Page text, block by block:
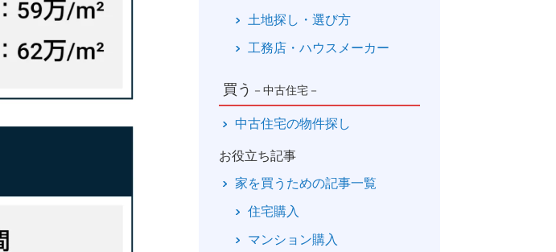
土地探し・選び方
工務店・ハウスメーカー
買う －中古住宅－
中古住宅の物件探し
お役立ち記事
家を買うための記事一覧
住宅購入
マンション購入